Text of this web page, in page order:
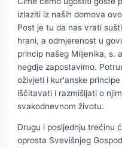
izlaziti iz naših domova
Post je tu da nas vrati
hrani, a odmjerenost u
princip našeg Miljenika, s.
negdje zapostavimo.
oživjeti i kur'anske
iščitavati i razmišljati o
svakodnevnom životu.
Drugu i posljednju trećinu
oprosta Svevišnjeg